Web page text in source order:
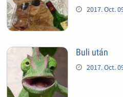
2017. Oct.
Buli után
2017. Oct.